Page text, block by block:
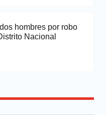
hombres por robo
Nacional